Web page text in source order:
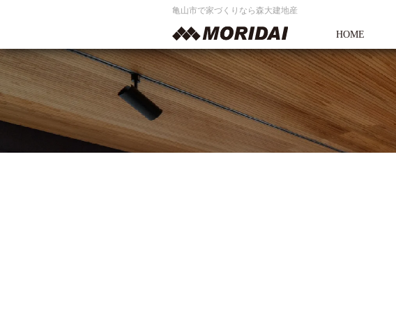
亀山市で家づくりなら森大建地産
HOME